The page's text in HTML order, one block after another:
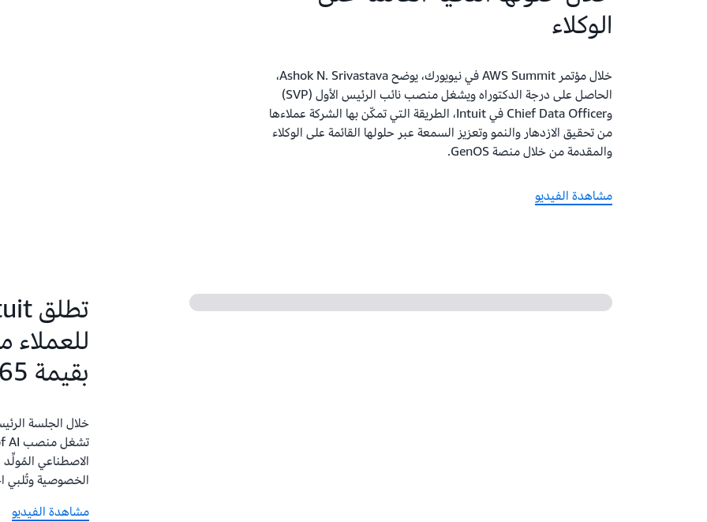
الوكلاء
خلال مؤتمر AWS Summit في نيويورك، يوضح Ashok N. Srivastava،
الحاصل على درجة الدكتوراه ويشغل منصب نائب الرئيس الأول (SVP)
وChief Data Officer في Intuit، الطريقة التي تمكّن بها الشركة عملاءها
من تحقيق الازدهار والنمو وتعزيز السمعة عبر حلولها القائمة على الوكلاء
والمقدمة من خلال منصة GenOS.
مشاهدة الفيديو
للعملاء
بقيمة 65 مليار دولار يوميًا
الخصوصية
مشاهدة الفيديو